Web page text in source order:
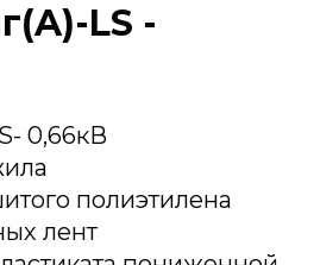
LS -
0,66кВ
полиэтилена
лент